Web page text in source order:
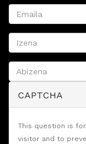
CAPTCHA
This question is
visitor and to